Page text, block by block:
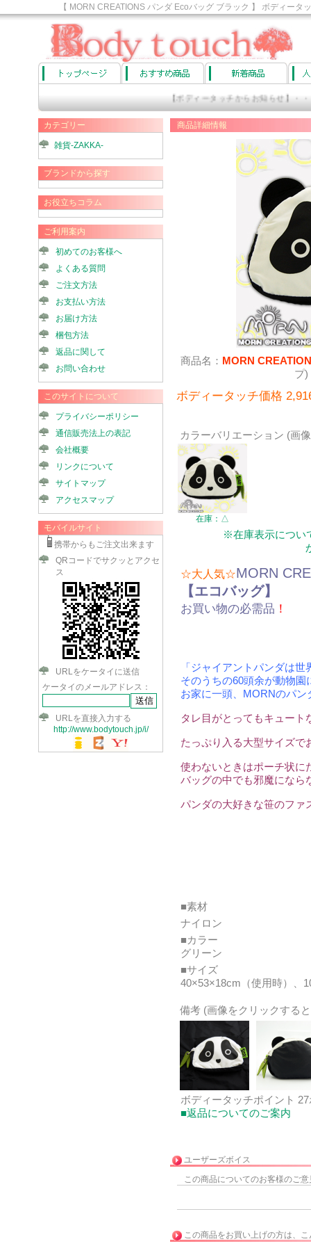
【 MORN CREATIONS パンダ Ecoバッグ ブラック 】 ボディー
【ボディータッチからお知らせ】・・・
カテゴリー
雑貨-ZAKKA-
ブランドから探す
お役立ちコラム
ご利用案内
初めてのお客様へ
よくある質問
ご注文方法
お支払い方法
お届け方法
梱包方法
返品に関して
お問い合わせ
このサイトについて
プライバシーポリシー
通信販売法上の表記
会社概要
リンクについて
サイトマップ
アクセスマップ
モバイルサイト
携帯からもご注文出来ます
QRコードでサクッとアクセ
ス
URLをケータイに送信
ケータイのメールアドレス：
URLを直接入力する
http://www.bodytouch.jp/i/
商品詳細情報
商品名： MORN
プ)
ボディータッチ価格
カラーバリエーション (画
在庫：△
※在庫表示につい
☆大人気☆MORN
【エコバッグ】
お買い物の必需品 ！
「ジャイアントパンダは
そのうちの60頭余が動物園
お家に一頭、MORNのパン
タレ目がとってもキュート
たっぷり入る大型サイズで
使わないときはポーチ状に
バッグの中でも邪魔になら
パンダの大好きな笹のフ
■素材
ナイロン
■カラー
グリーン
■サイズ
40×53×18cm（使用時）、
備考 (画像をクリックする
ボディータッチポイント
■返品についてのご案内
ユーザーズボイス
この商品についてのお客様のご
この商品をお買い上げの方は、